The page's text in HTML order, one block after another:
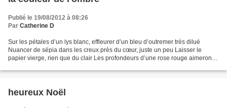
Publié le 19/08/2012 à 08:26
Par Catherine D
Sur les pétales d’un lys blanc, effleurer d’un bleu d’outremer très dilué
Nuancer de sépia dans les creux près du cœur, juste un peu Laisser le
papier vierge, rien que du clair Les profondeurs d’une rose rouge aimeront
heureux Noël